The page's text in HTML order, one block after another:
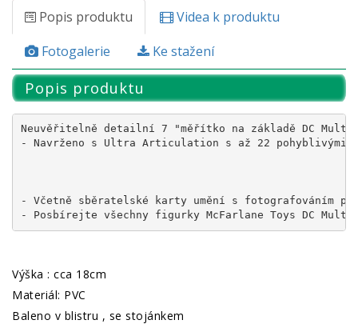
Popis produktu
Videa k produktu
Fotogalerie
Ke stažení
Popis produktu
Neuvěřitelně detailní 7 "měřítko na základě DC
- Navrženo s Ultra Articulation s až 22 pohyblivými
- Včetně sběratelské karty umění s fotografováním
- Posbírejte všechny figurky McFarlane Toys DC
Výška : cca 18cm
Materiál: PVC
Baleno v blistru , se stojánkem